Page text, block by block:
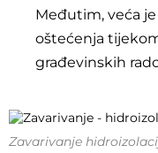
Međutim, veća
oštećenja
građevinskih
Zavarivanje